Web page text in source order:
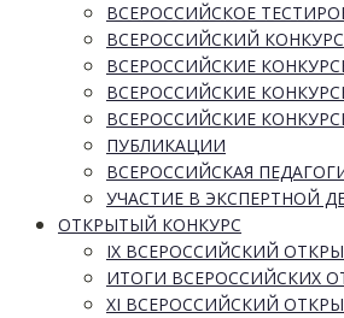
ВСЕРОССИЙСКОЕ
ВСЕРОССИЙСКИЙ
ВСЕРОССИЙСКИЕ
ВСЕРОССИЙСКИЕ
ВСЕРОССИЙСКИЕ
ПУБЛИКАЦИИ
ВСЕРОССИЙСКАЯ
УЧАСТИЕ В ЭКСПЕРТНОЙ
ОТКРЫТЫЙ КОНКУРС
IX ВСЕРОССИЙСКИЙ
ИТОГИ ВСЕРОССИЙСКИХ
XI ВСЕРОССИЙСКИЙ